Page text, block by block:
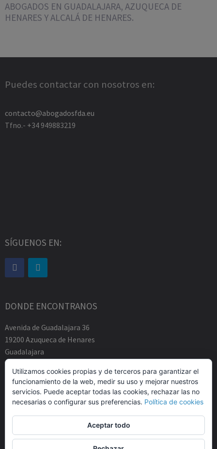
ABOGADOS EN GUADALAJARA, AZUQUECA DE
HENARES Y ALCALÁ DE HENARES.
Puedes contactar con nosotros en:
contacto@abogadosfda.eu
Tfno.- +34 949883219
SÍGUENOS EN:
DONDE ENCONTRANOS
Avenida de Guadalajara 36
19200 Azuqueca de Henares
Guadalajara
Tfno.-+34 949883219
contacto@abogadosfda.eu
Mañanas de 10:00a 14:00
Tardes de 17:00 a 20:00
Utilizamos cookies propias y de terceros para garantizar el
funcionamiento de la web, medir su uso y mejorar nuestros
servicios. Puede aceptar todas las cookies, rechazar las no
necesarias o configurar sus preferencias. Política de cookies
Aceptar todo